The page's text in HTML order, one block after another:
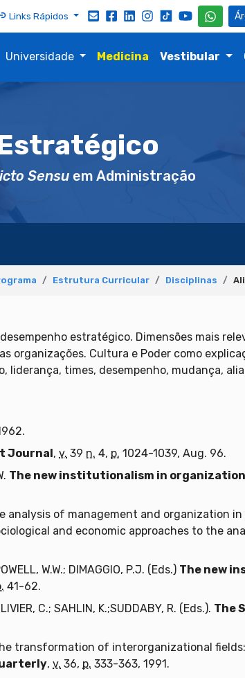
Links Rápidos
Universidade Medicina Vestibular
Sensuem Administração
Estrutura Curricular Disciplinas
estratégico. Dimensões mais
organizações. Cultura e Poder como
liderança, times, desempenho, mudança,
Journal, v. 39 n. 4, p. 1024-1039, Aug. 96.
The new institutionalism in
analysis of management and organization
and economic approaches to the
W.W.; DIMAGGIO, P.J. (Eds.) The new
41-62.
C.; SAHLIN, K.;SUDDABY, R. (Eds.). The
the transformation of interorganizational
, v. 36, p. 333-363, 1991.